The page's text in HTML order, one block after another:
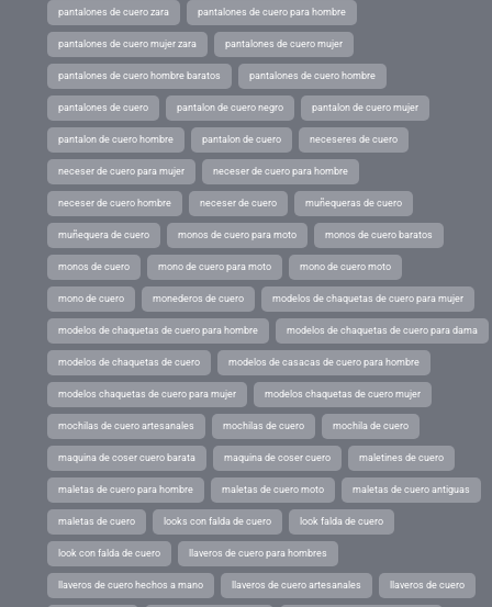
pantalones de cuero zara pantalones de cuero para hombre
pantalones de cuero mujer zara pantalones de cuero mujer
pantalones de cuero hombre baratos pantalones de cuero hombre
pantalones de cuero pantalon de cuero negro pantalon de cuero mujer
pantalon de cuero hombre pantalon de cuero neceseres de cuero
neceser de cuero para mujer neceser de cuero para hombre
neceser de cuero hombre neceser de cuero muñequeras de cuero
muñequera de cuero monos de cuero para moto monos de cuero baratos
monos de cuero mono de cuero para moto mono de cuero moto
mono de cuero monederos de cuero modelos de chaquetas de cuero para mujer
modelos de chaquetas de cuero para hombre modelos de chaquetas de cuero para dama
modelos de chaquetas de cuero modelos de casacas de cuero para hombre
modelos chaquetas de cuero para mujer modelos chaquetas de cuero mujer
mochilas de cuero artesanales mochilas de cuero mochila de cuero
maquina de coser cuero barata maquina de coser cuero maletines de cuero
maletas de cuero para hombre maletas de cuero moto maletas de cuero antiguas
maletas de cuero looks con falda de cuero look falda de cuero
look con falda de cuero llaveros de cuero para hombres
llaveros de cuero hechos a mano llaveros de cuero artesanales llaveros de cuero